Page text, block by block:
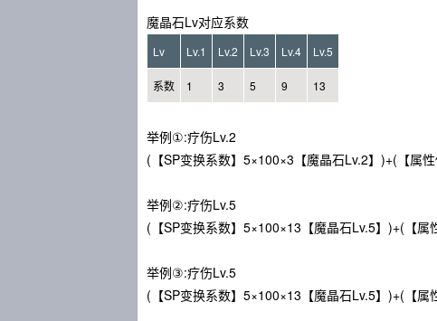
魔晶石Lv对应系数
Lv Lv.1 Lv.2 Lv.3 Lv.4 Lv.5
系数 1 3 5 9 13
举例①:疗伤Lv.2
(【SP变换系数】5×100×3【魔晶石Lv.2】)+(【属
举例②:疗伤Lv.5
(【SP变换系数】5×100×13【魔晶石Lv.5】)+(【
举例③:疗伤Lv.5
(【SP变换系数】5×100×13【魔晶石Lv.5】)+(【属